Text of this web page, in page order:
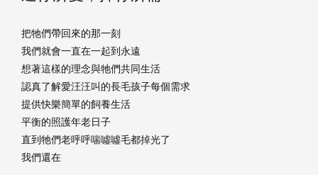
把牠們帶回來的那一刻
我們就會一直在一起到永遠
想著這樣的理念與牠們共同生活
認真了解愛汪汪叫的長毛孩子每個需求
提供快樂簡單的飼養生活
平衡的照護年老日子
直到牠們老呼呼喘噓噓毛都掉光了
我們還在